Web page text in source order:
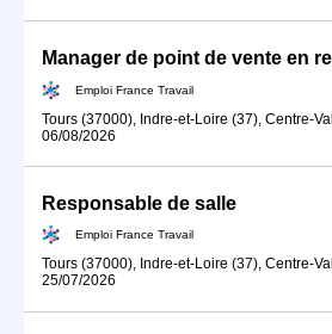
Emploi France Travail
Tours (37000), Indre-et-Loire (37), Centre-
06/08/2026
Responsable de salle
Emploi France Travail
Tours (37000), Indre-et-Loire (37), Centre-
25/07/2026